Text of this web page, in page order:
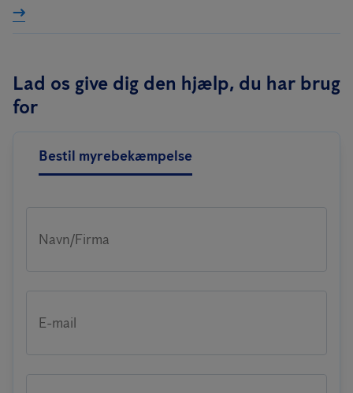
Lad os give dig den hjælp, du har brug
for
Bestil myrebekæmpelse
Navn/Firma
E-mail